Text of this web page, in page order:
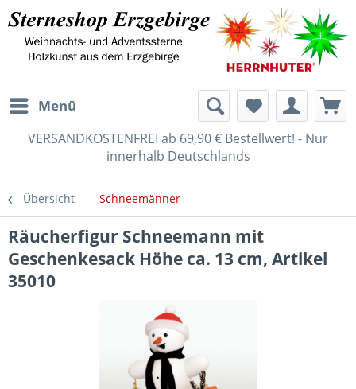
Menü
VERSANDKOSTENFREI ab 69,90 € Bestellwert! - Nur
innerhalb Deutschlands
Übersicht Schneemänner
Räucherfigur Schneemann mit
Geschenkesack Höhe ca. 13 cm, Artikel
35010